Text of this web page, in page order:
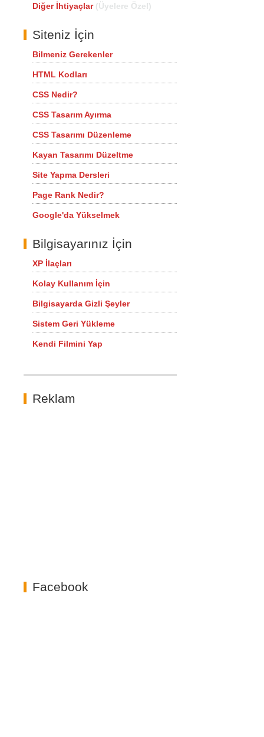
Diğer İhtiyaçlar (Üyelere Özel)
Siteniz İçin
Bilmeniz Gerekenler
HTML Kodları
CSS Nedir?
CSS Tasarım Ayırma
CSS Tasarımı Düzenleme
Kayan Tasarımı Düzeltme
Site Yapma Dersleri
Page Rank Nedir?
Google'da Yükselmek
Bilgisayarınız İçin
XP İlaçları
Kolay Kullanım İçin
Bilgisayarda Gizli Şeyler
Sistem Geri Yükleme
Kendi Filmini Yap
Reklam
Facebook